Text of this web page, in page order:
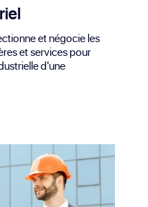
et négocie les
et services pour
d'une